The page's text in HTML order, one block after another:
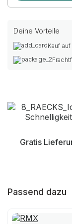
Deine Vorteile
Kauf
Gratis
Passend dazu